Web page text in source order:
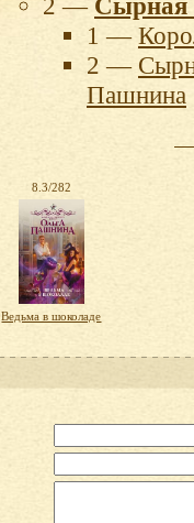
1 —
2 —
Пашнина
8.3/282
Ведьма в шоколаде